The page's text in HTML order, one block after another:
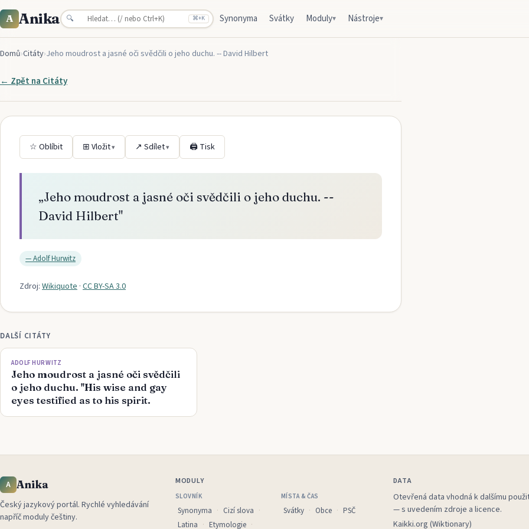
A Anika 🔍 ⌘+K Synonyma Svátky Moduly▾ Nástroje▾
Domů›Citáty›Jeho moudrost a jasné oči svědčili o jeho duchu. -- David Hilbert
← Zpět na Citáty
☆ Oblíbit ⊞ Vložit▾ ↗ Sdílet▾ 🖨 Tisk
„Jeho moudrost a jasné oči svědčili o jeho duchu. --
David Hilbert"
—Adolf Hurwitz
Zdroj: Wikiquote · CC BY-SA 3.0
DALŠÍ CITÁTY
ADOLF HURWITZ
Jeho moudrost a jasné oči svědčili
o jeho duchu. ''His wise and gay
eyes testified as to his spirit.
A Anika
Český jazykový portál. Rychlé vyhledávání
napříč moduly češtiny.
MODULY
SLOVNÍK
Synonyma
Cizí slova
Latina
Etymologie
MÍSTA & ČAS
Svátky Obce PSČ
DATA
Otevřená data vhodná k dalšímu
— s uvedením zdroje a licence.
Kaikki.org (Wiktionary)